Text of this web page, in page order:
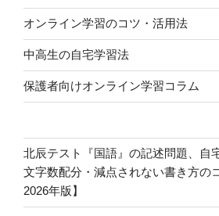
オンライン学習のコツ・活用法
中高生の自宅学習法
保護者向けオンライン学習コラム
北辰テスト『国語』の記述問題、自
文字数配分・減点されない書き方の
2026年版】